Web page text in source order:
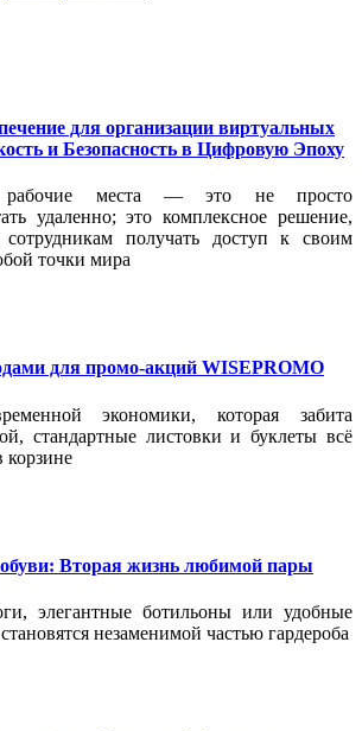
для организации виртуальных
и Безопасность в Цифровую Эпоху
рабочие места — это не просто
удаленно; это комплексное решение,
сотрудникам получать доступ к своим
точки мира
для промо-акций WISEPROMO
экономики, которая забита
стандартные листовки и буклеты всё
корзине
Вторая жизнь любимой пары
элегантные ботильоны или удобные
незаменимой частью гардероба